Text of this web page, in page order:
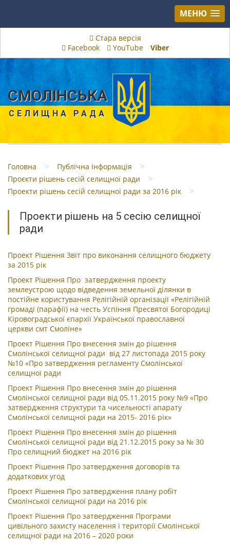
МЕНЮ
Стара версія
Facebook
YouTube Viber
СМОЛІНСЬКА
СЕЛИЩНА РАДА
Головна > Публічна інформація >
Проєкти рішень сесій селищної ради >
Проекти рішень сесій селищної ради за 2016 рік >
Проекти рішень на 5 сесію селищної
ради
Проект Рішення Звіт про виконання селищного бюджету
за 2015 рік
Проект Рішення Про затвердження проекту
землеустрою щодо відведення земельної ділянки в
постійне користування Релігійній організації «Релігійній
громаді (парафії) на честь Успіння Пресвятої Богородиці
Кіровоградської єпархії Української православної
церкви смт Смоліне»
Проект Рішення Про внесення змін до рішення
Смолінської селищної ради від 27 листопада 2015 року
№10 «Про затвердження регламенту Смолінської
селищної ради
Проект Рішення Про внесення змін до рішення
Смолінської селищної ради від 05.11.2015 року №9 «Про
затвердження структури та чисельності апарату
Смолінської селищної ради на 2015- 2016 рік»
Проект Рішення Про внесення змін до рішення
Смолінської селищної ради від 21.12.2015 року за № 30
Про селищний бюджет на 2016 рік
Проект Рішення Про затвердження договорів та
додаткових угод
Проект Рішення Про затвердження плану робіт
Смолінської селищної ради на 2016 рік
Проект Рішення Про затвердження Програми
цивільного захисту населення і території Смолінської
селищної ради на 2016 – 2020 роки